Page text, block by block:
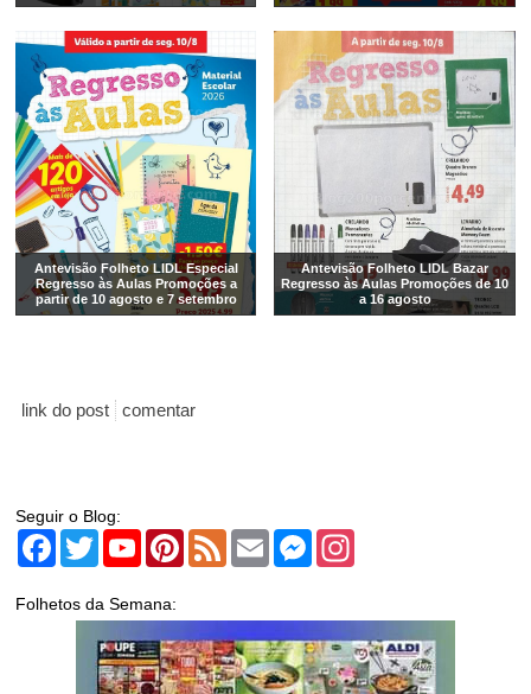
Antevisão Folheto LIDL Especial
Regresso às Aulas Promoções a
partir de 10 agosto e 7 setembro
Antevisão Folheto LIDL Bazar
Regresso às Aulas Promoções de 10
a 16 agosto
link do post comentar
Seguir o Blog:
Facebook
TwitterYouTubePinterest
Feed Email Messenger
Folhetos da Semana: